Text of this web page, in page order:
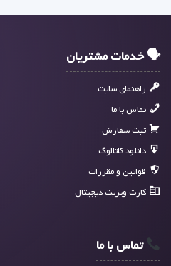
🗣 خدمات مشتریان
راهنمای سایت
تماس با ما
ثبت سفارش
دانلود کاتالوگ
قوانین و مقررات
کارت ویزیت دیجیتال
تماس با ما